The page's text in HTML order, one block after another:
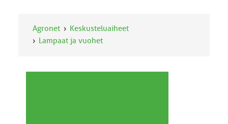
Agronet
Keskusteluaiheet
Lampaat ja vuohet